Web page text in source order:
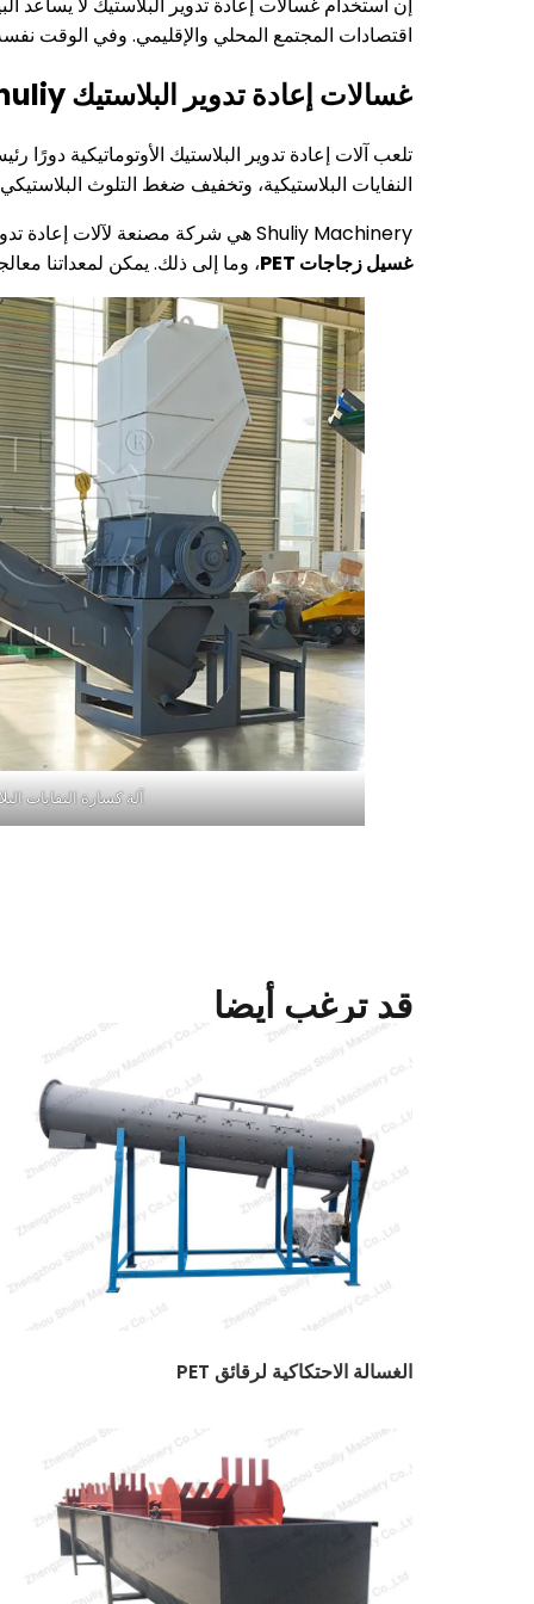
اقتصادات المجتمع المحلي والإقليمي. وفي الوقت
غسالات إعادة تدوير البلاستيك Shuliy
تلعب آلات إعادة تدوير البلاستيك الأوتوماتيكية
النفايات البلاستيكية، وتخفيف ضغط التلوث
Shuliy Machinery هي شركة مصنعة لآلات إعادة تدوير البلاستيك، تقدم مجموعة واسعة من المعدات عالية الكفاءة، بما في ذلك
غسيل زجاجات PET
، وما إلى ذلك. يمكن لمعداتنا
آلة كسارة النفايات
قد ترغب أيضا
الغسالة الاحتكاكية لرقائق PET